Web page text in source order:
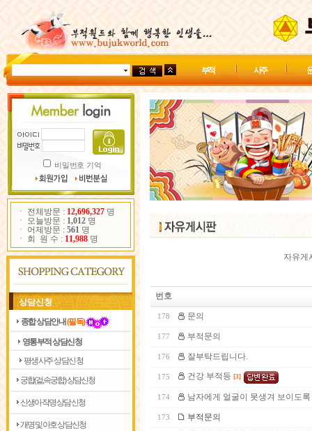
부 적 사 주
비밀번호 기억
ㆍ 전체방문 : 12,696,327 명
ㆍ 오늘방문 : 1,012 명
ㆍ 어제방문 : 561 명
ㆍ 회 원 수 : 11,988 명
상담신청
종합 상담안내(필독)
영통부적 상담신청
평생사주 상담신청
궁합(겉,속궁합) 상담신청
신생아 작명 상담신청
개명 및 아호 상담신청
자유게
번호
178 문의
177 부적문의
176 잘부탁드립니다.
175 건강 부적등 [3]
174 남자에게 얼굴이 못생겨 보이도
173 부적문의